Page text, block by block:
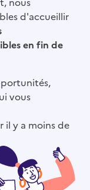
d'accueillir
en fin de
vous
il y a moins de